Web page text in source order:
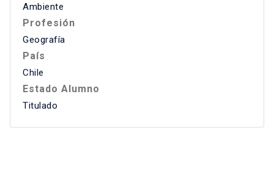
Ambiente
Profesión
Geografía
País
Chile
Estado Alumno
Titulado